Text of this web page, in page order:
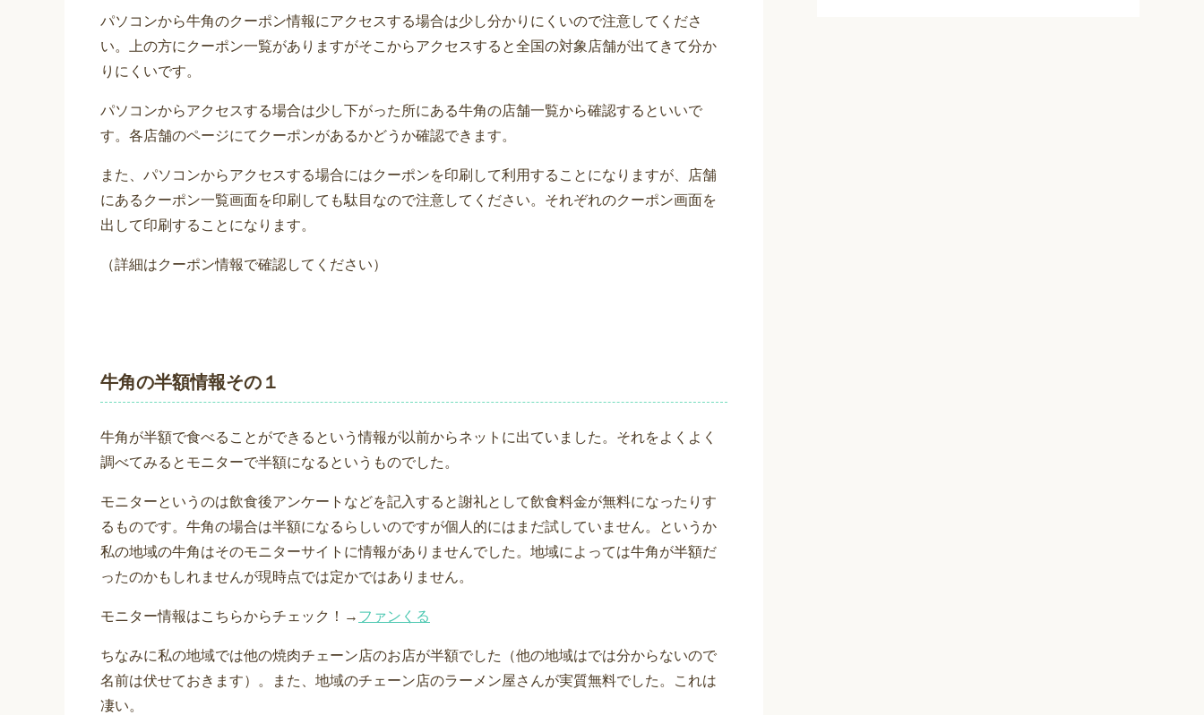
パソコンから牛角のクーポン情報にアクセスする場合は少し分かりにくいので注意してくださ
い。上の方にクーポン一覧がありますがそこからアクセスすると全国の対象店舗が出てきて分か
りにくいです。
パソコンからアクセスする場合は少し下がった所にある牛角の店舗一覧から確認するといいで
す。各店舗のページにてクーポンがあるかどうか確認できます。
また、パソコンからアクセスする場合にはクーポンを印刷して利用することになりますが、店舗
にあるクーポン一覧画面を印刷しても駄目なので注意してください。それぞれのクーポン画面を
出して印刷することになります。
（詳細はクーポン情報で確認してください）
牛角の半額情報その１
牛角が半額で食べることができるという情報が以前からネットに出ていました。それをよくよく
調べてみるとモニターで半額になるというものでした。
モニターというのは飲食後アンケートなどを記入すると謝礼として飲食料金が無料になったりす
るものです。牛角の場合は半額になるらしいのですが個人的にはまだ試していません。というか
私の地域の牛角はそのモニターサイトに情報がありませんでした。地域によっては牛角が半額だ
ったのかもしれませんが現時点では定かではありません。
モニター情報はこちらからチェック！→ ファンくる
ちなみに私の地域では他の焼肉チェーン店のお店が半額でした（他の地域はでは分からないので
名前は伏せておきます）。また、地域のチェーン店のラーメン屋さんが実質無料でした。これは
凄い。